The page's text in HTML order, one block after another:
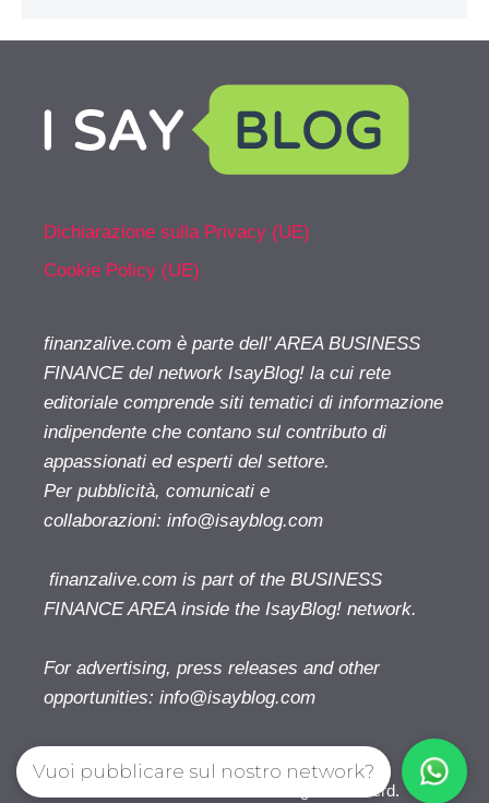
Dichiarazione sulla Privacy (UE)
Cookie Policy (UE)
finanzalive.com è parte dell' AREA BUSINESS
FINANCE del network IsayBlog! la cui rete
editoriale comprende siti tematici di informazione
indipendente che contano sul contributo di
appassionati ed esperti del settore.
Per pubblicità, comunicati e
collaborazioni: info@isayblog.com
finanzalive.com is part of the BUSINESS
FINANCE AREA inside the IsayBlog! network.
For advertising, press releases and other
opportunities: info@isayblog.com
Finanzalive.com © 2026. All right reserverd.
Vuoi pubblicare sul nostro network?